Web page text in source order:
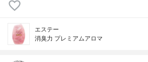
エステー
消臭力 プレミアムアロマ